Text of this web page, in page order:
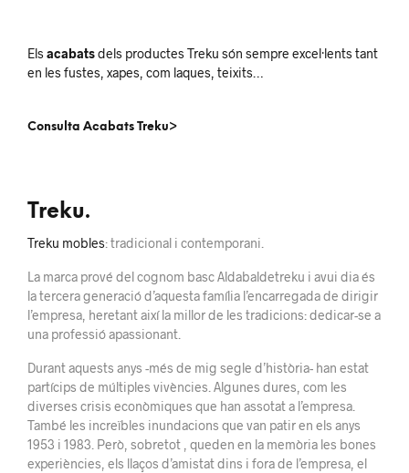
Elsacabatsdels productes Treku són sempre excel·lents tant
en les fustes, xapes, com laques, teixits…
Consulta Acabats Treku>
Treku.
Treku mobles: tradicional i contemporani.
La marca prové del cognom basc Aldabaldetreku i avui dia és
la tercera generació d’aquesta família l’encarregada de dirigir
l’empresa, heretant així la millor de les tradicions: dedicar-se a
una professió apassionant.
Durant aquests anys -més de mig segle d’història- han estat
partícips de múltiples vivències. Algunes dures, com les
diverses crisis econòmiques que han assotat a l’empresa.
També les increïbles inundacions que van patir en els anys
1953 i 1983. Però, sobretot , queden en la memòria les bones
experiències, els llaços d’amistat dins i fora de l’empresa, el